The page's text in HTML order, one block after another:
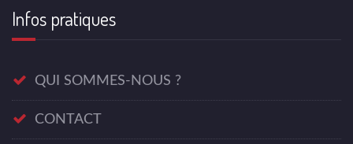
Infos pratiques
QUI SOMMES-NOUS ?
CONTACT